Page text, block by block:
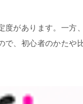
度があります。一
で、初心者のかたや